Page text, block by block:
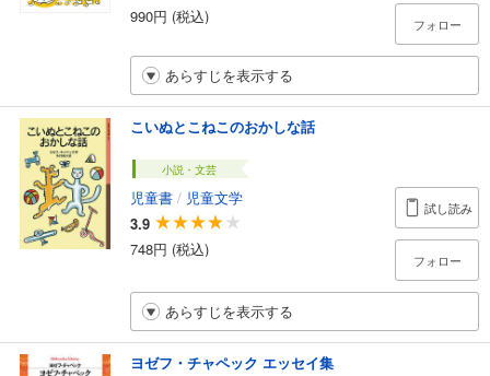
990円 (税込)
フォロー
あらすじを表示する
こいぬとこねこのおかしな話
小説・文芸
児童書 / 児童文学
3.9
748円 (税込)
試し読み
フォロー
あらすじを表示する
ヨゼフ・チャペック エッセイ集